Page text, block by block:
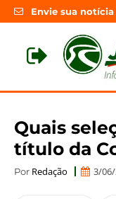
Envie sua notícia
Quais
título da
Por Redação 3/